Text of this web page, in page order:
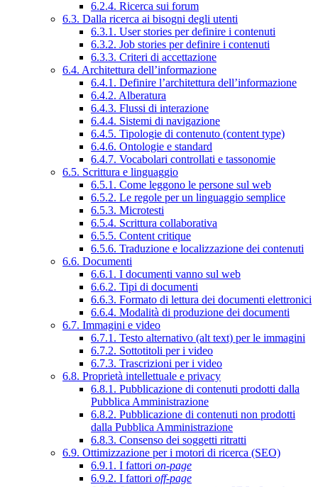
6.2.4. Ricerca sui forum
6.3. Dalla ricerca ai bisogni degli utenti
6.3.1. User stories per definire i contenuti
6.3.2. Job stories per definire i contenuti
6.3.3. Criteri di accettazione
6.4. Architettura dell’informazione
6.4.1. Definire l’architettura dell’informazione
6.4.2. Alberatura
6.4.3. Flussi di interazione
6.4.4. Sistemi di navigazione
6.4.5. Tipologie di contenuto (content type)
6.4.6. Ontologie e standard
6.4.7. Vocabolari controllati e tassonomie
6.5. Scrittura e linguaggio
6.5.1. Come leggono le persone sul web
6.5.2. Le regole per un linguaggio semplice
6.5.3. Microtesti
6.5.4. Scrittura collaborativa
6.5.5. Content critique
6.5.6. Traduzione e localizzazione dei contenuti
6.6. Documenti
6.6.1. I documenti vanno sul web
6.6.2. Tipi di documenti
6.6.3. Formato di lettura dei documenti elettronici
6.6.4. Modalità di produzione dei documenti
6.7. Immagini e video
6.7.1. Testo alternativo (alt text) per le immagini
6.7.2. Sottotitoli per i video
6.7.3. Trascrizioni per i video
6.8. Proprietà intellettuale e privacy
6.8.1. Pubblicazione di contenuti prodotti dalla
Pubblica Amministrazione
6.8.2. Pubblicazione di contenuti non prodotti
dalla Pubblica Amministrazione
6.8.3. Consenso dei soggetti ritratti
6.9. Ottimizzazione per i motori di ricerca (SEO)
6.9.1. I fattori on-page
6.9.2. I fattori off-page